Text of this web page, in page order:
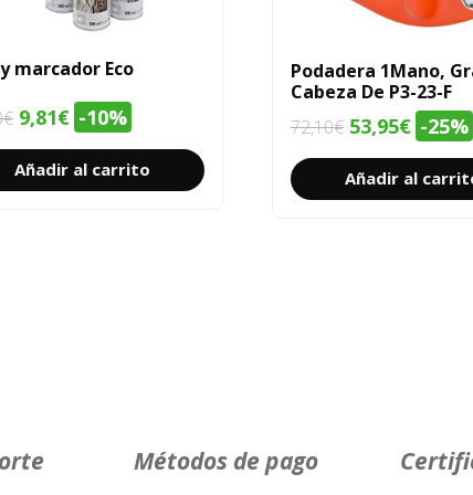
marcador Eco
€ El
precio
original
9,81€El
precio
actual
-10%
Añadir al carrito
Podadera 1Mano,
Cabeza De P3-23-F
72,10€ El
precio
original
53,95€El
precio
actual
-25%
Añadir al
Métodos de pago